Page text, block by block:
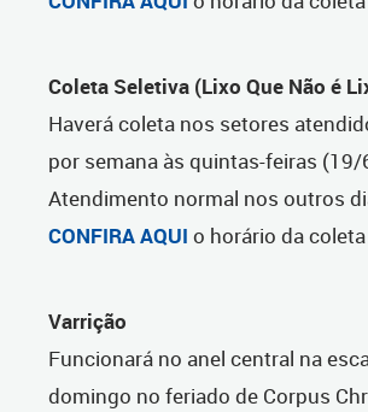
Coleta Seletiva (Lixo Que Não é
Haverá coleta nos setores
por semana às quintas-feiras (19/
Atendimento normal nos outros
CONFIRA AQUI o horário da
Varrição
Funcionará no anel central na
domingo no feriado de Corpus